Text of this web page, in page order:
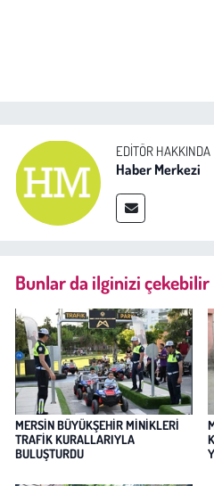
EDITÖR HAKKINDA
Haber Merkezi
Bunlar da ilginizi çekebilir
MERSİN BÜYÜKŞEHİR MİNİKLERİ
TRAFİK KURALLARIYLA
BULUŞTURDU